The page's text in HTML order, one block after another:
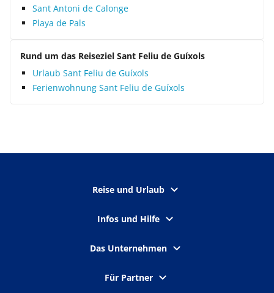
Sant Antoni de Calonge
Playa de Pals
Rund um das Reiseziel Sant Feliu de Guíxols
Urlaub Sant Feliu de Guíxols
Ferienwohnung Sant Feliu de Guíxols
Reise und Urlaub
Infos und Hilfe
Das Unternehmen
Für Partner